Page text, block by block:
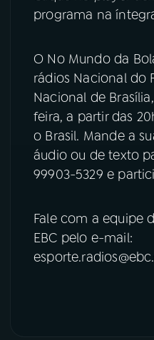
YouTube
Instagram
TikTok
programa na
O No Mundo da
rádios Nacional do
Nacional de
feira, a partir das
o Brasil. Mande a
áudio ou de texto
99903-5329 e
Fale com a equipe
EBC pelo e-mail: